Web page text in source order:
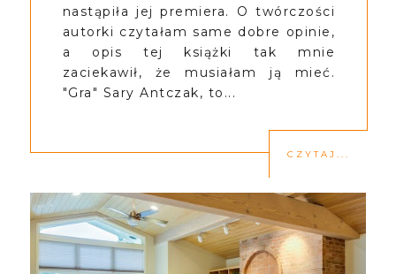
nastąpiła jej premiera. O twórczości
autorki czytałam same dobre opinie,
a opis tej książki tak mnie
zaciekawił, że musiałam ją mieć.
"Gra" Sary Antczak, to...
CZYTAJ...